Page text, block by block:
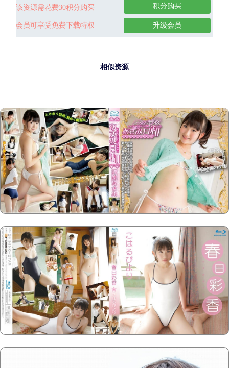
该资源需花费30积分购买
会员可享受免费下载特权
积分购买
升级会员
相似资源